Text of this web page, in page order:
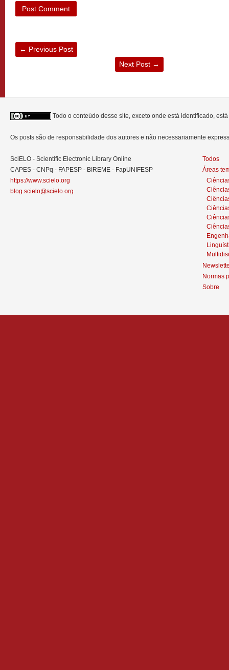
← Previous Post
Next Post →
Todo o conteúdo desse site, exceto onde está identificado,
Os posts são de responsabilidade dos autores e não necessariamente
SciELO - Scientific Electronic Library Online
CAPES - CNPq - FAPESP - BIREME - FapUNIFESP
https://www.scielo.org
blog.scielo@scielo.org
Todos
Áreas
Normas
Sobre